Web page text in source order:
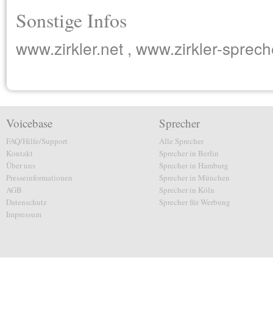
Sonstige Infos
www.zirkler.net , www.zirkler-
Voicebase
FAQ/Hilfe/Support
Kontakt
Über uns
Presseinformationen
AGB
Datenschutz
Impressum
Sprecher
Alle Sprecher
Sprecher in Berlin
Sprecher in Hamburg
Sprecher in München
Sprecher in Köln
Sprecher für Werbung